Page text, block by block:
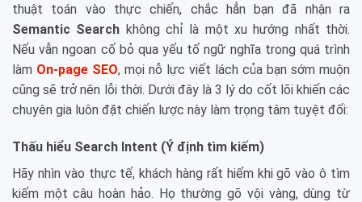
thuật toán vào thực chiến, chắc hẳn bạn đã nhận ra
Semantic Search không chỉ là một xu hướng nhất thời.
Nếu vẫn ngoan cố bỏ qua yếu tố ngữ nghĩa trong quá trình
làm On-page SEO, mọi nỗ lực viết lách của bạn sớm muộn
cũng sẽ trở nên lỗi thời. Dưới đây là 3 lý do cốt lõi khiến các
chuyên gia luôn đặt chiến lược này làm trọng tâm tuyệt đối:
Thấu hiểu Search Intent (Ý định tìm kiếm)
Hãy nhìn vào thực tế, khách hàng rất hiếm khi gõ vào ô tìm
kiếm một câu hoàn hảo. Họ thường gõ vội vàng, dùng từ